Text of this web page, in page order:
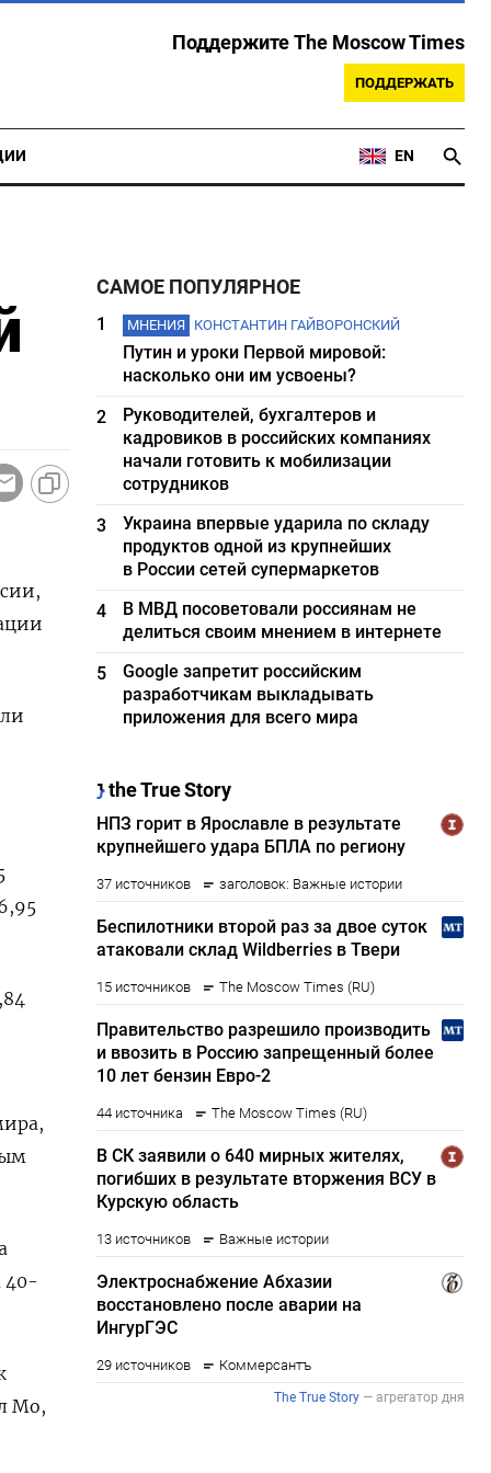
Поддержите The Moscow Times
ПОДДЕРЖАТЬ
EN
40-
Мо,
САМОЕ ПОПУЛЯРНОЕ
1 МНЕНИЯ КОНСТАНТИН ГАЙВОРОНСКИЙ
Путин и уроки Первой мировой:
насколько они им усвоены?
2
Руководителей, бухгалтеров и
кадровиков в российских компаниях
начали готовить к мобилизации
сотрудников
3
Украина впервые ударила по складу
продуктов одной из крупнейших
в России сетей супермаркетов
4
В МВД посоветовали россиянам не
делиться своим мнением в интернете
5
Google запретит российским
разработчикам выкладывать
приложения для всего мира